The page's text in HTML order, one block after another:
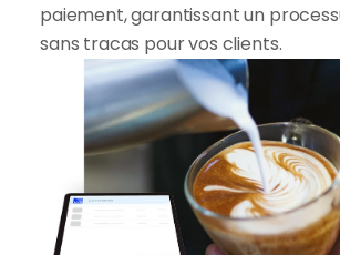
paiement, garantissant un
sans tracas pour vos clients.